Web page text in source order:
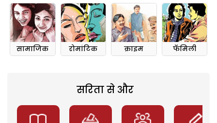
सामाजिक रोमांटिक क्राइम फॅमिली
सरिता से और